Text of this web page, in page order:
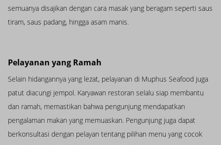
semuanya disajikan dengan cara masak yang beragam seperti saus
tiram, saus padang, hingga asam manis.
Pelayanan yang Ramah
Selain hidangannya yang lezat, pelayanan di Muphus Seafood juga
patut diacungi jempol. Karyawan restoran selalu siap membantu
dan ramah, memastikan bahwa pengunjung mendapatkan
pengalaman makan yang memuaskan. Pengunjung juga dapat
berkonsultasi dengan pelayan tentang pilihan menu yang cocok